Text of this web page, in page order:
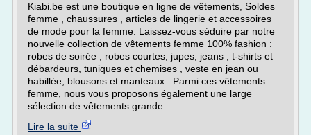
Kiabi.be est une boutique en ligne de vêtements, Soldes
femme , chaussures , articles de lingerie et accessoires
de mode pour la femme. Laissez-vous séduire par notre
nouvelle collection de vêtements femme 100% fashion :
robes de soirée , robes courtes, jupes, jeans , t-shirts et
débardeurs, tuniques et chemises , veste en jean ou
habillée, blousons et manteaux . Parmi ces vêtements
femme, nous vous proposons également une large
sélection de vêtements grande...
Lire la suite